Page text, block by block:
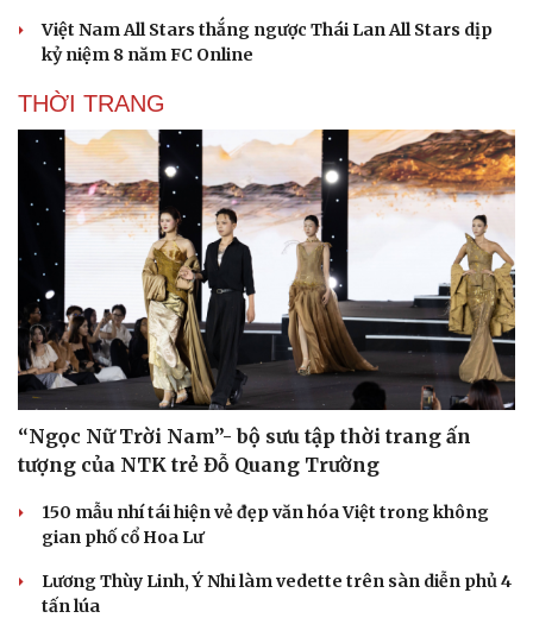
Việt Nam All Stars thắng ngược Thái Lan All Stars dịp
kỷ niệm 8 năm FC Online
THỜI TRANG
“Ngọc Nữ Trời Nam”- bộ sưu tập thời trang ấn
tượng của NTK trẻ Đỗ Quang Trường
150 mẫu nhí tái hiện vẻ đẹp văn hóa Việt trong không
gian phố cổ Hoa Lư
Lương Thùy Linh, Ý Nhi làm vedette trên sàn diễn phủ 4
tấn lúa